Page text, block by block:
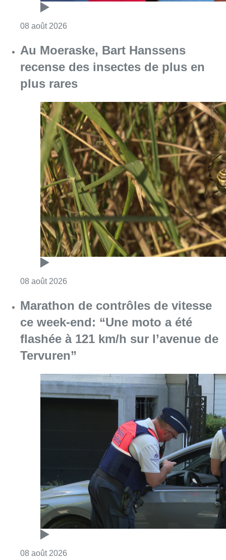
08 août 2026
Au Moeraske, Bart Hanssens
recense des insectes de plus en
plus rares
08 août 2026
Marathon de contrôles de vitesse
ce week-end: “Une moto a été
flashée à 121 km/h sur l’avenue de
Tervuren”
08 août 2026